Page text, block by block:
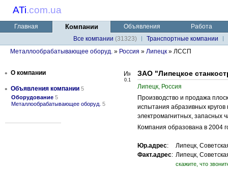
ATi.com.ua
Главная Компании Объявления
Работа
Все компании (31323)
Транспортные компании
Металлообрабатывающее оборуд. » Россия » Липецк » ЛССП
• О компании
• Объявления компании 5
Оборудование 5
Металлообрабатывающее оборуд. 5
0.1
ЗАО "Липецкое
Липецк, Россия
Производство и продажа
испытания абразивных
электромагнитных, запасных
Компания образована в 2004
Юр.адрес:
Липецк,
Факт.адрес: Липецк,
cкажите, что